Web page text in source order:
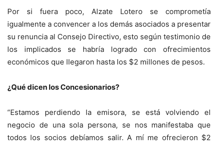
Por si fuera poco, Alzate Lotero se comprometía
igualmente a convencer a los demás asociados a presentar
su renuncia al Consejo Directivo, esto según testimonio de
los implicados se habría logrado con ofrecimientos
económicos que llegaron hasta los $2 millones de pesos.
¿Qué dicen los Concesionarios?
“Estamos perdiendo la emisora, se está volviendo el
negocio de una sola persona, se nos manifestaba que
todos los socios debíamos salir. A mí me ofrecieron $2